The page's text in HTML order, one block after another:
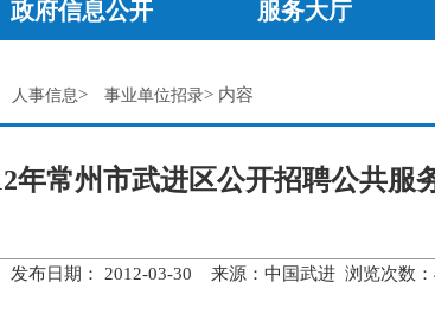
政府信息公开 服务大厅
人事信息> 事业单位招录> 内容
年常州市武进区公开招聘公共服
发布日期： 2012-03-30 来源：中国武进 浏览次数：